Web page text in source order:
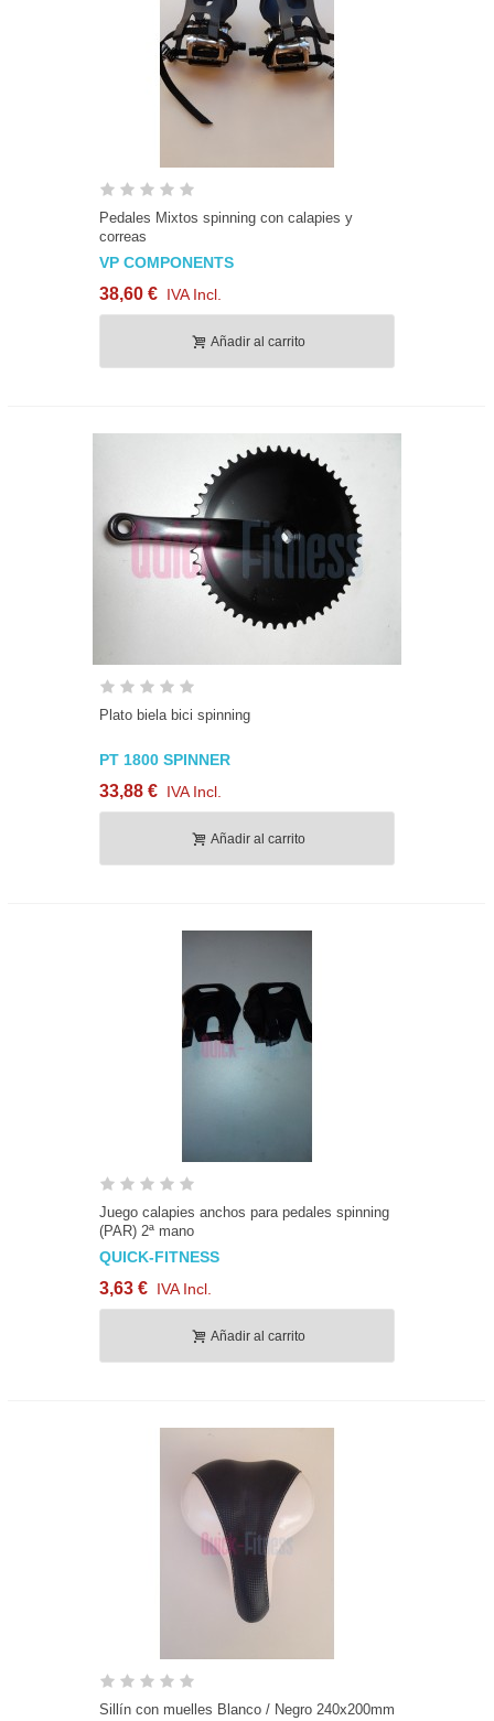
Pedales Mixtos spinning con calapies y
correas
VP COMPONENTS
38,60 € IVA Incl.
Añadir al carrito
Plato biela bici spinning
PT 1800 SPINNER
33,88 € IVA Incl.
Añadir al carrito
Juego calapies anchos para pedales spinning
(PAR) 2ª mano
QUICK-FITNESS
3,63 € IVA Incl.
Añadir al carrito
Sillín con muelles Blanco / Negro 240x200mm